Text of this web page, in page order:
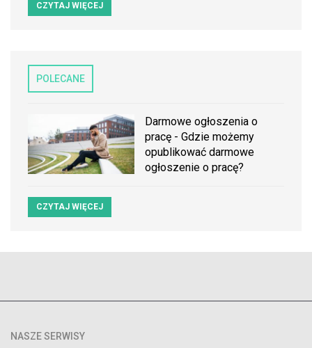
CZYTAJ WIĘCEJ
POLECANE
Darmowe ogłoszenia o
pracę - Gdzie możemy
opublikować darmowe
ogłoszenie o pracę?
CZYTAJ WIĘCEJ
NASZE SERWISY